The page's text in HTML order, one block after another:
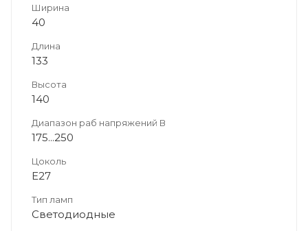
Ширина
40
Длина
133
Высота
140
Диапазон раб напряжений В
175...250
Цоколь
E27
Тип ламп
Светодиодные